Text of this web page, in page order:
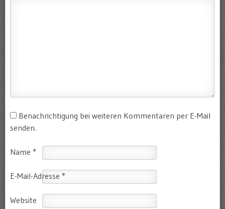
Benachrichtigung bei weiteren Kommentaren per E-Mail
senden.
Name *
E-Mail-Adresse *
Website